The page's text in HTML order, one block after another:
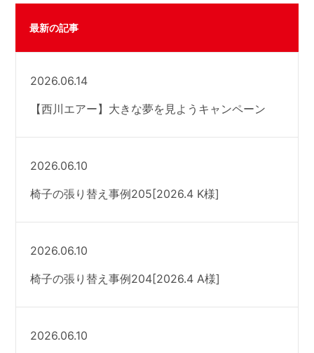
最新の記事
2026.06.14
【西川エアー】大きな夢を見ようキャンペーン
2026.06.10
椅子の張り替え事例205[2026.4 K様]
2026.06.10
椅子の張り替え事例204[2026.4 A様]
2026.06.10